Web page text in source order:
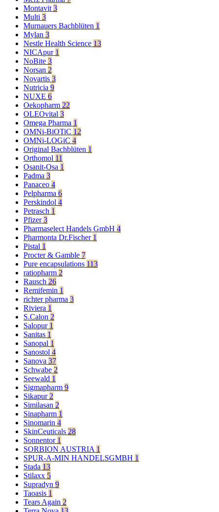
Montavit 3
Multi 3
Murnauers Bachblüten 1
Mylan 3
Nestle Health Science 13
NICApur 1
NoBite 3
Norsan 2
Novartis 3
Nutricia 9
NUXE 6
Oekopharm 22
OLEOvital 3
Omega Pharma 1
OMNi-BiOTiC 12
OMNi-LOGiC 4
Original Bachblüten 1
Orthomol 11
Osanit-Osa 1
Padma 3
Panaceo 4
Pelpharma 6
Perskindol 4
Petrasch 1
Pfizer3
Pharmaselect Handels GmbH 4
Pharmonta Dr.Fischer 1
Pistal 1
Procter & Gamble 7
Pure encapsulations 113
ratiopharm 2
Rausch 26
Remifemin 1
richter pharma 3
Riviera 1
S.Calon 2
Salopur 1
Sanitas 1
Sanopal 1
Sanostol 4
Sanova 37
Schwabe 2
Seewald 1
Sigmapharm 9
Sikapur 2
Similasan 2
Sinapharm 1
Sinomarin 4
SkinCeuticals 28
Sonnentor 1
SORBION AUSTRIA 1
SPUR-A-MIN HANDELSGMBH 1
Stada 13
Stilaxx 5
Supradyn 9
Taoasis 1
Tears Again 2